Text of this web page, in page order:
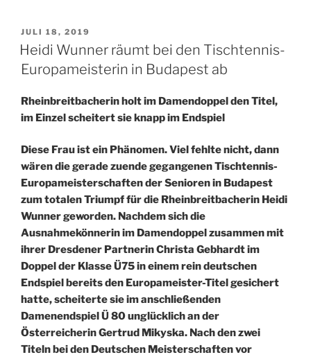
VERÖFFENTLICHT
AM
JULI 18, 2019
Heidi Wunner räumt bei den Tischtennis-
Europameisterin in Budapest ab
Rheinbreitbacherin holt im Damendoppel den Titel,
im Einzel scheitert sie knapp im Endspiel
Diese Frau ist ein Phänomen. Viel fehlte nicht, dann
wären die gerade zuende gegangenen Tischtennis-
Europameisterschaften der Senioren in Budapest
zum totalen Triumpf für die Rheinbreitbacherin Heidi
Wunner geworden. Nachdem sich die
Ausnahmekönnerin im Damendoppel zusammen mit
ihrer Dresdener Partnerin Christa Gebhardt im
Doppel der Klasse Ü75 in einem rein deutschen
Endspiel bereits den Europameister-Titel gesichert
hatte, scheiterte sie im anschließenden
Damenendspiel Ü 80 unglücklich an der
Österreicherin Gertrud Mikyska. Nach den zwei
Titeln bei den Deutschen Meisterschaften vor